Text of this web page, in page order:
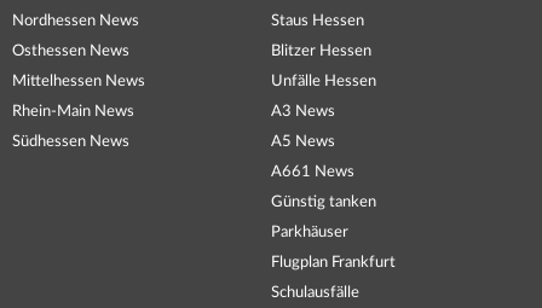
Nordhessen News
Osthessen News
Mittelhessen News
Rhein-Main News
Südhessen News
Staus Hessen
Blitzer Hessen
Unfälle Hessen
A3 News
A5 News
A661 News
Günstig tanken
Parkhäuser
Flugplan Frankfurt
Schulausfälle